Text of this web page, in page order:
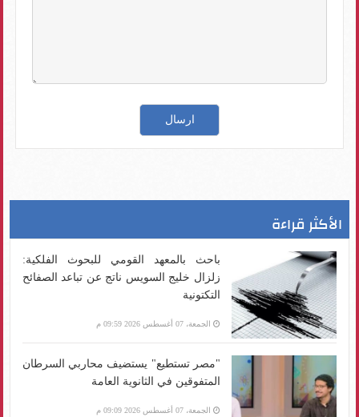
الأكثر قراءة
باحث بالمعهد القومي للبحوث الفلكية:
زلزال خليج السويس ناتج عن تباعد الصفائح
التكتونية
الجمعة، 07 أغسطس 2026 09:59 م
"مصر تستطيع" يستضيف محاربي السرطان
المتفوقين في الثانوية العامة
الجمعة، 07 أغسطس 2026 09:09 م